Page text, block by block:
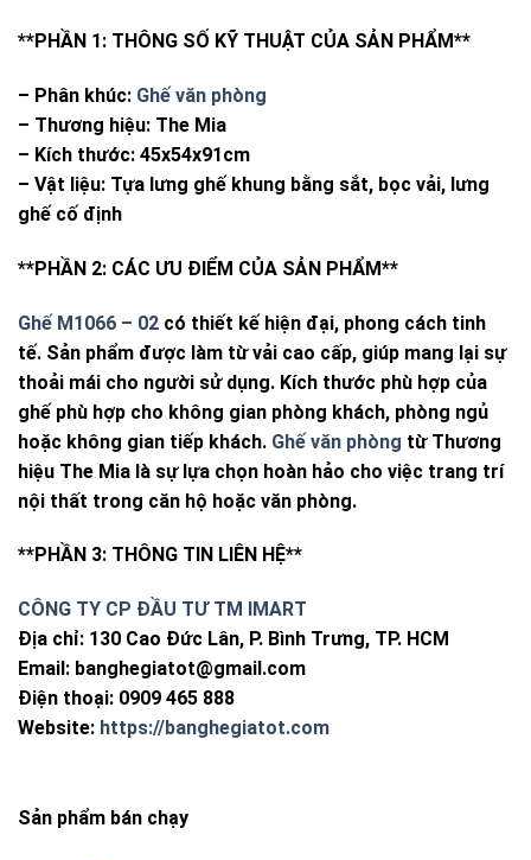
**PHẦN 1: THÔNG SỐ KỸ THUẬT CỦA SẢN PHẨM**
– Phân khúc: Ghế văn phòng
– Thương hiệu: The Mia
– Kích thước: 45x54x91cm
– Vật liệu: Tựa lưng ghế khung bằng sắt, bọc vải, lưng
ghế cố định
**PHẦN 2: CÁC ƯU ĐIỂM CỦA SẢN PHẨM**
Ghế M1066 – 02 có thiết kế hiện đại, phong cách tinh
tế. Sản phẩm được làm từ vải cao cấp, giúp mang lại sự
thoải mái cho người sử dụng. Kích thước phù hợp của
ghế phù hợp cho không gian phòng khách, phòng ngủ
hoặc không gian tiếp khách. Ghế văn phòng từ Thương
hiệu The Mia là sự lựa chọn hoàn hảo cho việc trang trí
nội thất trong căn hộ hoặc văn phòng.
**PHẦN 3: THÔNG TIN LIÊN HỆ**
CÔNG TY CP ĐẦU TƯ TM IMART
Địa chỉ: 130 Cao Đức Lân, P. Bình Trưng, TP. HCM
Email: banghegiatot@gmail.com
Điện thoại: 0909 465 888
Website: https://banghegiatot.com
Sản phẩm bán chạy